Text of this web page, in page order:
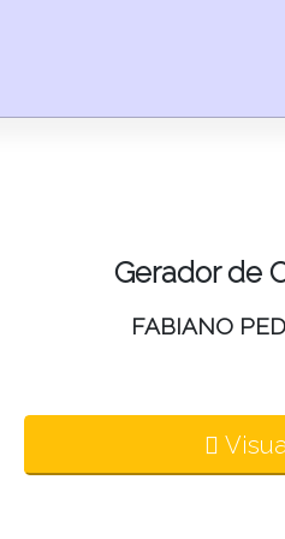
Gerador de
FABIANO